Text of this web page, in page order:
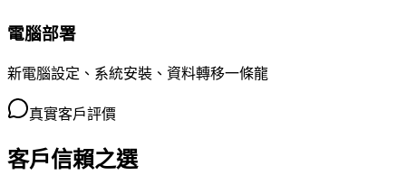
電腦部署
新電腦設定、系統安裝、資料轉移一條龍
真實客戶評價
客戶信賴之選